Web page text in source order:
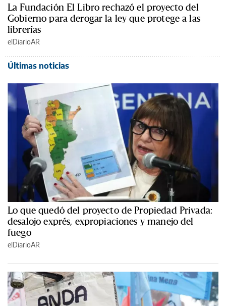
La Fundación El Libro rechazó el proyecto del
Gobierno para derogar la ley que protege a las
librerías
elDiarioAR
Últimas noticias
Lo que quedó del proyecto de Propiedad Privada:
desalojo exprés, expropiaciones y manejo del
fuego
elDiarioAR